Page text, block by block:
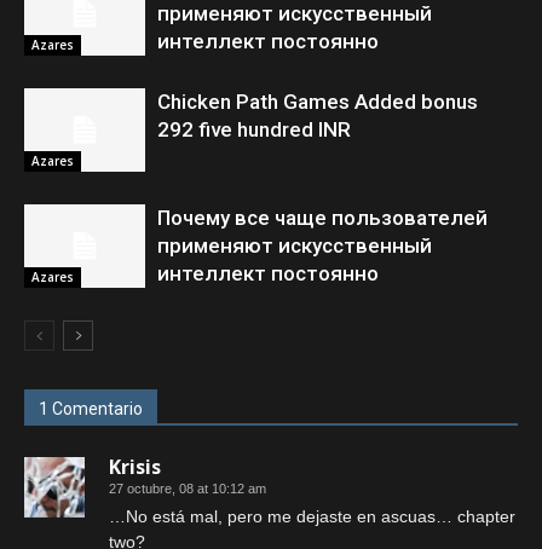
Azares
применяют искусственный
интеллект постоянно
Azares
Chicken Path Games Added bonus
292 five hundred INR
Azares
Почему все чаще пользователей
применяют искусственный
интеллект постоянно
1 Comentario
Krisis
27 octubre, 08 at 10:12 am
…No está mal, pero me dejaste en ascuas… chapter
two?